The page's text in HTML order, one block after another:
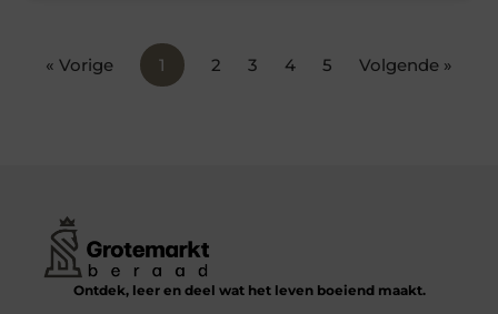
« Vorige 1 2 3 4 5 Volgende »
Ontdek, leer en deel wat het leven boeiend maakt.